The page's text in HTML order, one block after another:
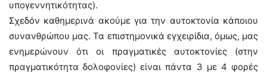
υπογεννητικότητας).
Σχεδόν καθημερινά ακούμε για την αυτοκτονία κάποιου
συνανθρώπου μας. Τα επιστημονικά εγχειρίδια, όμως, μας
ενημερώνουν ότι οι πραγματικές αυτοκτονίες (στην
πραγματικότητα δολοφονίες) είναι πάντα 3 με 4 φορές